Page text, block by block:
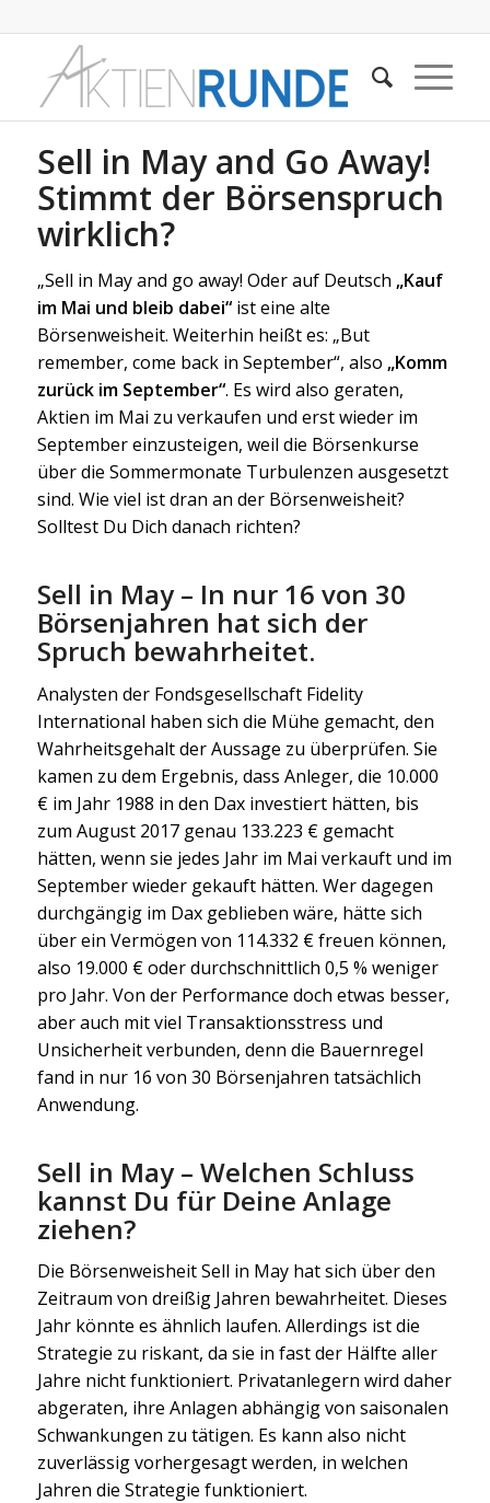
Sell in May and Go Away!
Stimmt der Börsenspruch
wirklich?
„Sell in May and go away! Oder auf Deutsch „Kauf
im Mai und bleib dabei“ist eine alte
Börsenweisheit. Weiterhin heißt es: „But
remember, come back in September“, also „Komm
zurück im September“. Es wird also geraten,
Aktien im Mai zu verkaufen und erst wieder im
September einzusteigen, weil die Börsenkurse
über die Sommermonate Turbulenzen ausgesetzt
sind. Wie viel ist dran an der Börsenweisheit?
Solltest Du Dich danach richten?
Sell in May – In nur 16 von 30
Börsenjahren hat sich der
Spruch bewahrheitet.
Analysten der Fondsgesellschaft Fidelity
International haben sich die Mühe gemacht, den
Wahrheitsgehalt der Aussage zu überprüfen. Sie
kamen zu dem Ergebnis, dass Anleger, die 10.000
€ im Jahr 1988 in den Dax investiert hätten, bis
zum August 2017 genau 133.223 € gemacht
hätten, wenn sie jedes Jahr im Mai verkauft und im
September wieder gekauft hätten. Wer dagegen
durchgängig im Dax geblieben wäre, hätte sich
über ein Vermögen von 114.332 € freuen können,
also 19.000 € oder durchschnittlich 0,5 % weniger
pro Jahr. Von der Performance doch etwas besser,
aber auch mit viel Transaktionsstress und
Unsicherheit verbunden, denn die Bauernregel
fand in nur 16 von 30 Börsenjahren tatsächlich
Anwendung.
Sell in May – Welchen Schluss
kannst Du für Deine Anlage
ziehen?
Die Börsenweisheit Sell in May hat sich über den
Zeitraum von dreißig Jahren bewahrheitet. Dieses
Jahr könnte es ähnlich laufen. Allerdings ist die
Strategie zu riskant, da sie in fast der Hälfte aller
Jahre nicht funktioniert. Privatanlegern wird daher
abgeraten, ihre Anlagen abhängig von saisonalen
Schwankungen zu tätigen. Es kann also nicht
zuverlässig vorhergesagt werden, in welchen
Jahren die Strategie funktioniert.